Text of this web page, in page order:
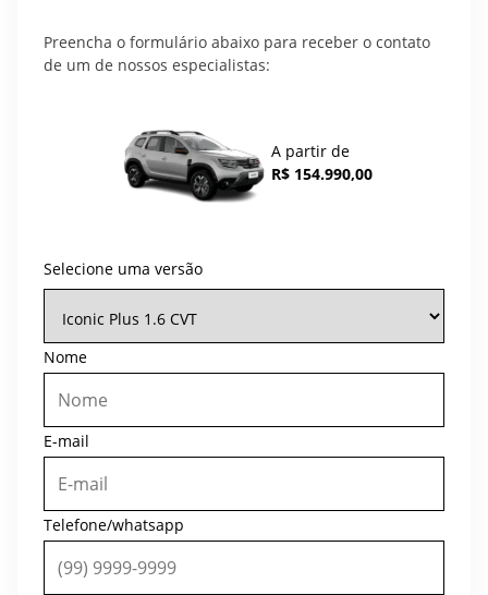
Preencha o formulário abaixo para receber o contato
de um de nossos especialistas:
A partir de
R$ 154.990,00
Selecione uma versão
Nome
E-mail
Telefone/whatsapp